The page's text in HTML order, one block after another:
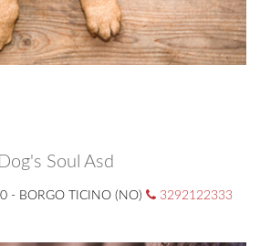
Dog's Soul Asd
- BORGO TICINO (NO) 3292122333